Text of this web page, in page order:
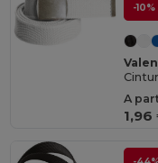
-10%
A
1,96